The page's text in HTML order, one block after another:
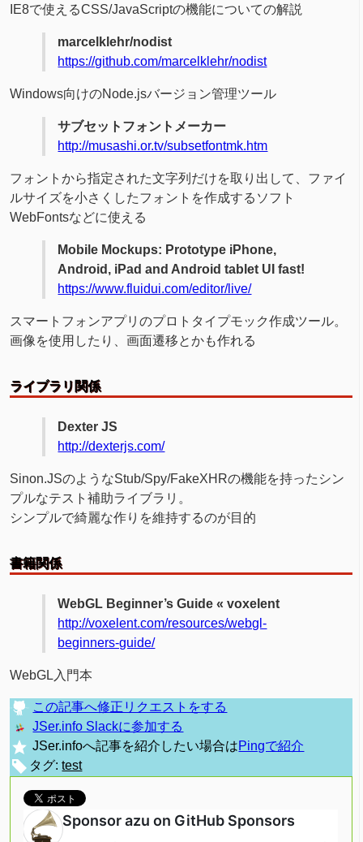
IE8で使えるCSS/JavaScriptの機能についての解説
marcelklehr/nodist
https://github.com/marcelklehr/nodist
Windows向けのNode.jsバージョン管理ツール
サブセットフォントメーカー
http://musashi.or.tv/subsetfontmk.htm
フォントから指定された文字列だけを取り出して、ファイ
ルサイズを小さくしたフォントを作成するソフト
WebFontsなどに使える
Mobile Mockups: Prototype iPhone,
Android, iPad and Android tablet UI fast!
https://www.fluidui.com/editor/live/
スマートフォンアプリのプロトタイプモック作成ツール。
画像を使用したり、画面遷移とかも作れる
ライブラリ関係
Dexter JS
http://dexterjs.com/
Sinon.JSのようなStub/Spy/FakeXHRの機能を持ったシン
プルなテスト補助ライブラリ。
シンプルで綺麗な作りを維持するのが目的
書籍関係
WebGL Beginner’s Guide « voxelent
http://voxelent.com/resources/webgl-
beginners-guide/
WebGL入門本
この記事へ修正リクエストをする
JSer.info Slackに参加する
JSer.infoへ記事を紹介したい場合はPingで紹介
タグ: test